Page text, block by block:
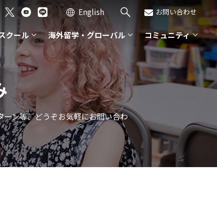
English お問い合わせ
クール 海外留学・グローバル コミュニティ
ン等、どうぞお気軽にお問い合わ